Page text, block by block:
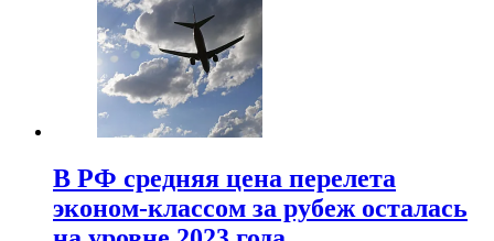
В РФ средняя цена перелета
эконом-классом за рубеж осталась